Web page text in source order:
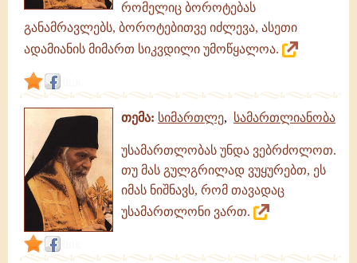
რომელიც ბოროტებას
განამრავლებს, ბოროტებითვე იძლევა, ასეთი
ადამიანის მიმართ სიკვდილი უმოწყალოა.
თემა: სიმართლე, სამართლიანობა
უსამართლობას უნდა ვებრძოლოთ.
თუ მას გულგრილად ვუყურებთ, ეს
იმას ნიშნავს, რომ თავადაც
უსამართლონი ვართ.